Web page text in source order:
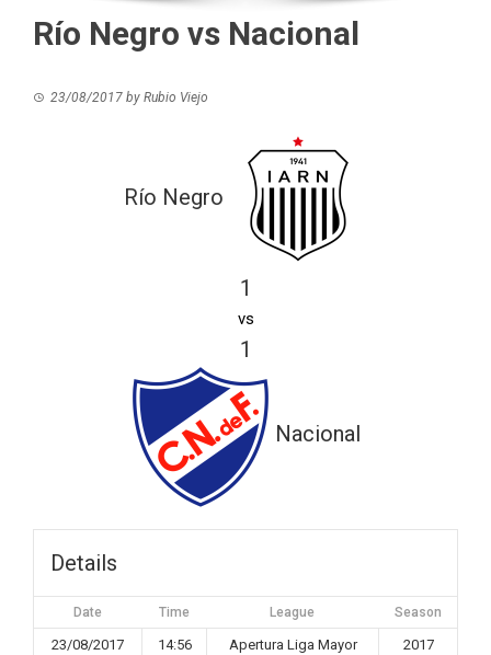
Río Negro vs Nacional
23/08/2017 by Rubio Viejo
Río Negro
1
vs
1
Nacional
Details
Date Time League Season
23/08/2017 14:56 Apertura Liga Mayor 2017